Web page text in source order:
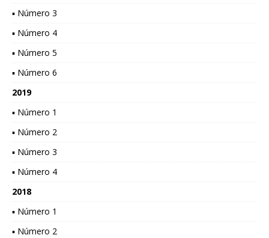
▪ Número 3
▪ Número 4
▪ Número 5
▪ Número 6
2019
▪ Número 1
▪ Número 2
▪ Número 3
▪ Número 4
2018
▪ Número 1
▪ Número 2